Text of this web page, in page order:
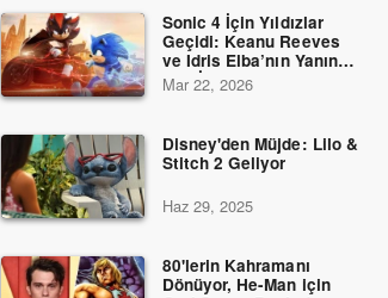
Sonic 4 İçin Yıldızlar
Geçidi: Keanu Reeves
ve Idris Elba’nın Yanına
Dev İsimler Katıldı!
Mar 22, 2026
Disney'den Müjde: Lilo &
Stitch 2 Geliyor
Haz 29, 2025
80'lerin Kahramanı
Dönüyor, He-Man için